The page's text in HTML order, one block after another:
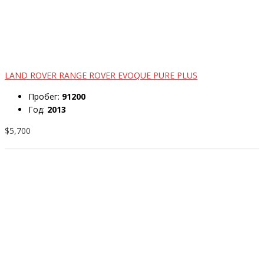
LAND ROVER RANGE ROVER EVOQUE PURE PLUS
Пробег: 91200
Год: 2013
$5,700